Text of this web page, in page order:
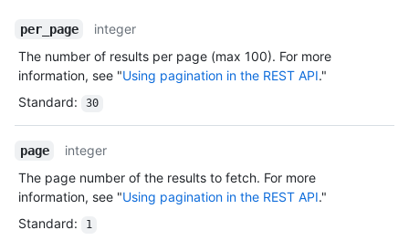
per_page
integer
The number of results per page (max 100). For more
information, see "Using pagination in the REST API."
Standard: 30
page
integer
The page number of the results to fetch. For more
information, see "Using pagination in the REST API."
Standard: 1